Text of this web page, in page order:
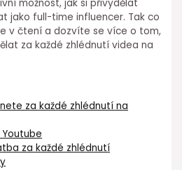
možnost, jak si přivydělat
jako full-time influencer. Tak co
v čtení a dozvíte se více o tom,
za každé zhlédnutí videa na
za každé zhlédnutí na
za každé zhlédnutí